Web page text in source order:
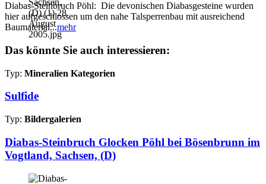
Diabas-Steinbruch Pöhl: Die devonischen Diabasgesteine wurden
hier aufgeschlossen um den nahe Talsperrenbau mit ausreichend
Baumaterial...mehr
Das könnte Sie auch interessieren:
Typ: Mineralien Kategorien
Sulfide
Typ: Bildergalerien
Diabas-Steinbruch Glocken Pöhl bei Bösenbrunn im
Vogtland, Sachsen, (D)